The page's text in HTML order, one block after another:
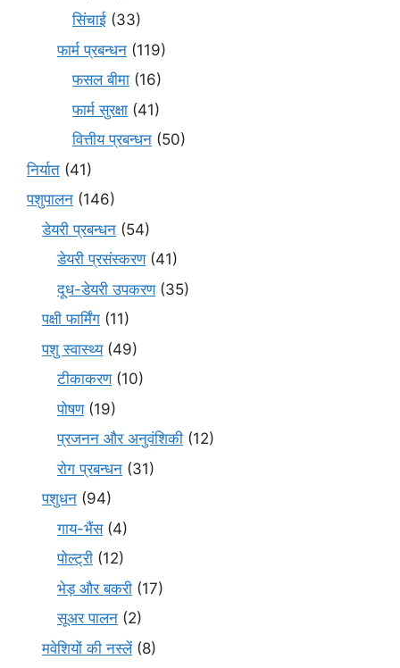
सिंचाई (33)
फार्म प्रबन्धन (119)
फसल बीमा (16)
फार्म सुरक्षा (41)
वित्तीय प्रबन्धन (50)
निर्यात (41)
पशुपालन (146)
डेयरी प्रबन्धन (54)
डेयरी प्रसंस्करण(41)
दूध-डेयरी उपकरण(35)
पक्षी फार्मिंग (11)
पशु स्वास्थ्य(49)
टीकाकरण(10)
पोषण(19)
प्रजनन और अनुवंशिकी (12)
रोग प्रबन्धन (31)
पशुधन (94)
गाय-भैंस(4)
पोल्ट्री (12)
भेड़ और बकरी (17)
सूअर पालन (2)
मवेशियों की नस्लें(8)